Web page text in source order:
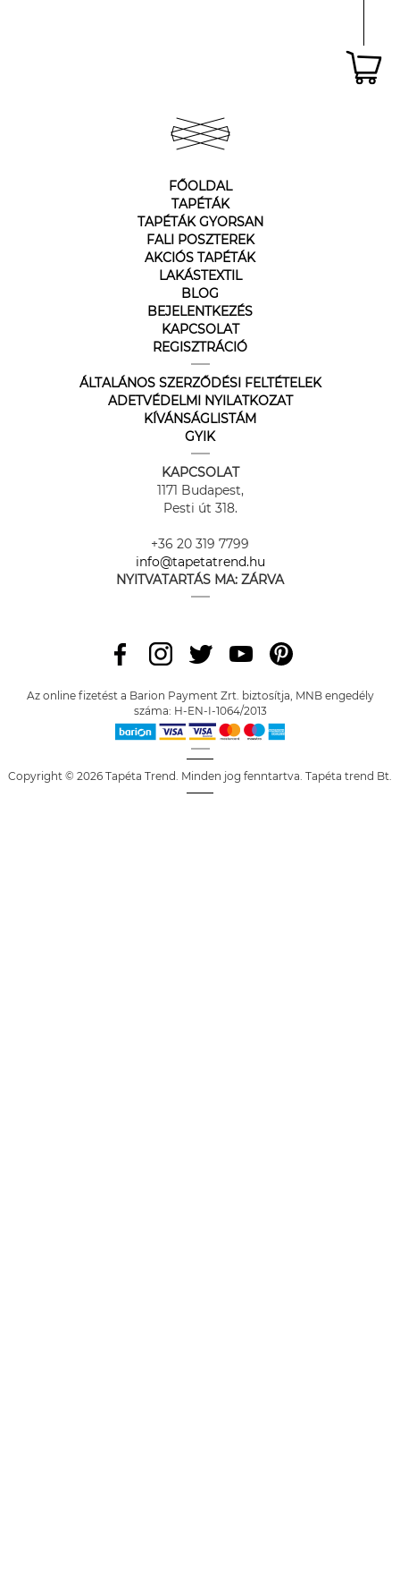
FŐOLDAL
TAPÉTÁK
TAPÉTÁK GYORSAN
FALI POSZTEREK
AKCIÓS TAPÉTÁK
LAKÁSTEXTIL
BLOG
BEJELENTKEZÉS
KAPCSOLAT
REGISZTRÁCIÓ
ÁLTALÁNOS SZERZŐDÉSI FELTÉTELEK
ADETVÉDELMI NYILATKOZAT
KÍVÁNSÁGLISTÁM
GYIK
KAPCSOLAT
1171 Budapest,
Pesti út 318.
+36 20 319 7799
info@tapetatrend.hu
NYITVATARTÁS MA: ZÁRVA
Az online fizetést a Barion Payment Zrt. biztosítja, MNB engedély
száma: H-EN-I-1064/2013
Copyright © 2026 Tapéta Trend. Minden jog fenntartva. Tapéta trend Bt.